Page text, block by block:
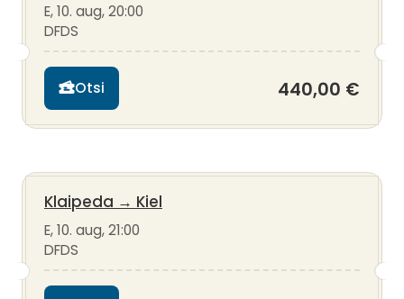
E, 10. aug, 20:00
DFDS
Otsi 440,00 €
Klaipeda → Kiel
E, 10. aug, 21:00
DFDS